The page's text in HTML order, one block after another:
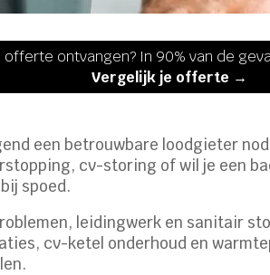
offerte ontvangen? In 90% van de
Vergelijk je offerte →
een betrouwbare loodgieter
cv-storing of wil je een
spoed.
leidingwerk en sanitair
cv-ketel onderhoud en